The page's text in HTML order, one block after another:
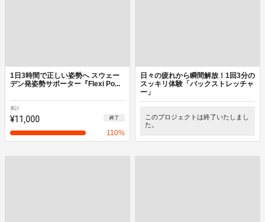
1日3時間で正しい姿勢へ スウェー
デン発姿勢サポーター『Flexi Po...
累計
¥11,000 終了
110%
日々の疲れから瞬間解放！1回3分の
スッキリ体験「バックストレッチャ
ー」
このプロジェクトは終了いたしまし
た。